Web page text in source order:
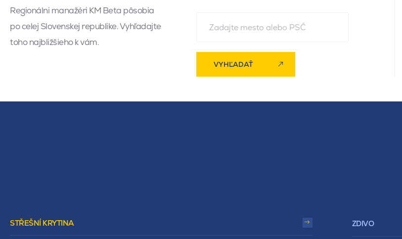
Regionálni manažéri KM Beta pôsobia
po celej Slovenskej republike. Vyhľadajte
toho najbližšieho k vám.
VYHĽADAŤ
STŘEŠNÍ KRYTINA ZDIVO